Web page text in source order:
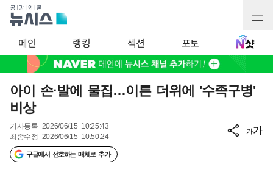
메인 랭킹 섹션 포토
아이 손·발에 물집…이른 더위에 '수족구병'
비상
기사등록 2026/06/15 10:25:43
최종수정 2026/06/15 10:50:24
구글에서 선호하는 매체로 추가
가가